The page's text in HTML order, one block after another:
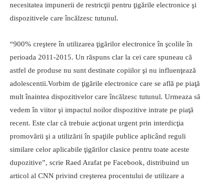
necesitatea impunerii de restricţii pentru ţigările electronice şi
dispozitivele care încălzesc tutunul.
“900% creştere în utilizarea ţigărilor electronice în şcolile în
perioada 2011-2015. Un răspuns clar la cei care spuneau că
astfel de produse nu sunt destinate copiilor şi nu influenţează
adolescentii.Vorbim de ţigările electronice care se află pe piaţă
mult înaintea dispozitivelor care încălzesc tutunul. Urmeaza să
vedem în viitor şi impactul noilor dispozitive intrate pe piaţă
recent. Este clar că trebuie acţionat urgent prin interdicţia
promovării şi a utilizării în spaţiile publice aplicând reguli
similare celor aplicabile ţigărilor clasice pentru toate aceste
dupozitive”, scrie Raed Arafat pe Facebook, distribuind un
articol al CNN privind creşterea procentului de utilizare a